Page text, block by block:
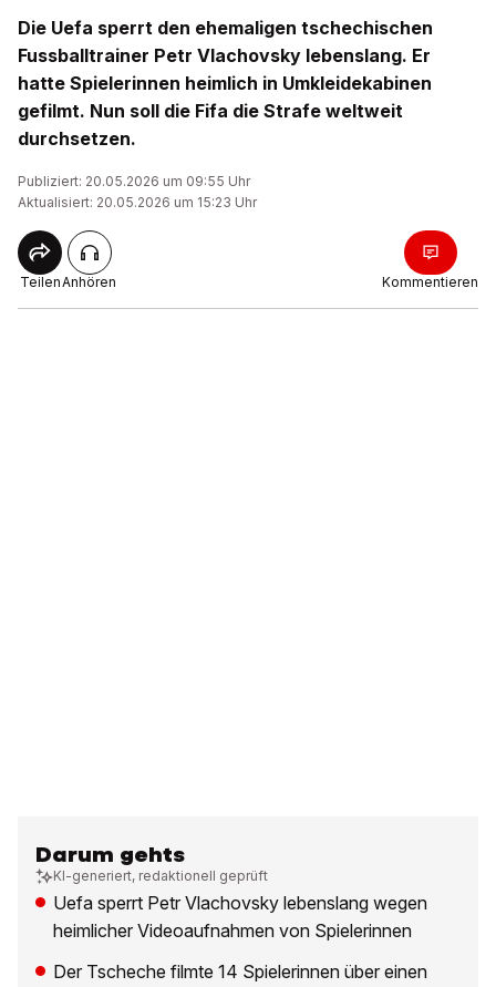
Die Uefa sperrt den ehemaligen tschechischen
Fussballtrainer Petr Vlachovsky lebenslang. Er
hatte Spielerinnen heimlich in Umkleidekabinen
gefilmt. Nun soll die Fifa die Strafe weltweit
durchsetzen.
Publiziert: 20.05.2026 um 09:55 Uhr
Aktualisiert: 20.05.2026 um 15:23 Uhr
TeilenAnhören Kommentieren
Darum gehts
KI-generiert, redaktionell geprüft
Uefa sperrt Petr Vlachovsky lebenslang wegen
heimlicher Videoaufnahmen von Spielerinnen
Der Tscheche filmte 14 Spielerinnen über einen